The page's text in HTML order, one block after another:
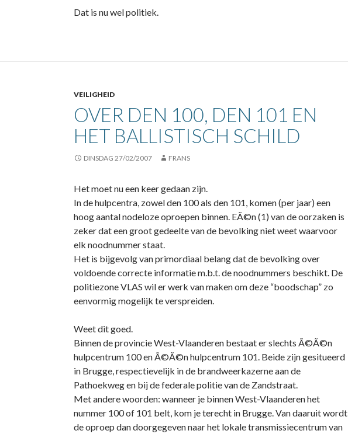
Dat is nu wel politiek.
VEILIGHEID
OVER DEN 100, DEN 101 EN
HET BALLISTISCH SCHILD
DINSDAG 27/02/2007 FRANS
Het moet nu een keer gedaan zijn.
In de hulpcentra, zowel den 100 als den 101, komen (per jaar) een
hoog aantal nodeloze oproepen binnen. EÃ©n (1) van de oorzaken is
zeker dat een groot gedeelte van de bevolking niet weet waarvoor
elk noodnummer staat.
Het is bijgevolg van primordiaal belang dat de bevolking over
voldoende correcte informatie m.b.t. de noodnummers beschikt. De
politiezone VLAS wil er werk van maken om deze “boodschap” zo
eenvormig mogelijk te verspreiden.
Weet dit goed.
Binnen de provincie West-Vlaanderen bestaat er slechts Ã©Ã©n
hulpcentrum 100 en Ã©Ã©n hulpcentrum 101. Beide zijn gesitueerd
in Brugge, respectievelijk in de brandweerkazerne aan de
Pathoekweg en bij de federale politie van de Zandstraat.
Met andere woorden: wanneer je binnen West-Vlaanderen het
nummer 100 of 101 belt, kom je terecht in Brugge. Van daaruit wordt
de oproep dan doorgegeven naar het lokale transmissiecentrum van